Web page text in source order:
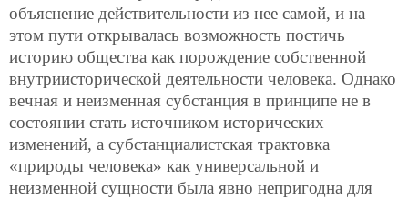
объяснение действительности из нее самой, и на
этом пути открывалась возможность постичь
историю общества как порождение собственной
внутриисторической деятельности человека. Однако
вечная и неизменная субстанция в принципе не в
состоянии стать источником исторических
изменений, а субстанциалистская трактовка
«природы человека» как универсальной и
неизменной сущности была явно непригодна для